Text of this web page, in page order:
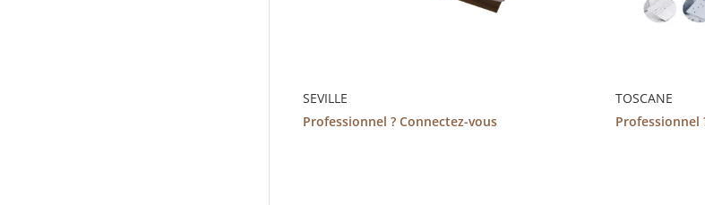
SEVILLE
Professionnel ? Connectez-vous
TOSCANE
Professionnel